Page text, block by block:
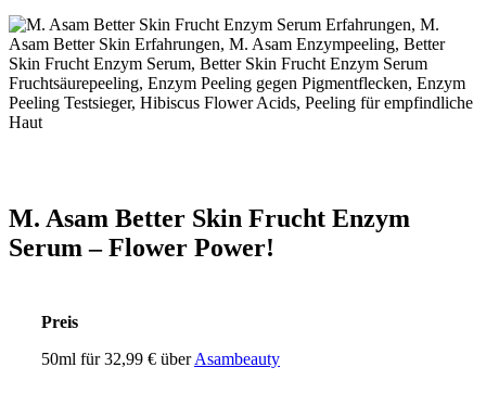
M. Asam Better Skin Frucht Enzym
Serum – Flower Power!
Preis
50ml für 32,99 € überAsambeauty